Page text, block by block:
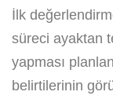
İlk
süreci ayaktan
yapması
belirtilerinin